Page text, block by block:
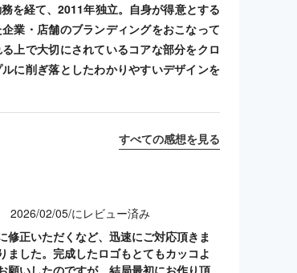
を経て、2011年独立。自身が得意とする
業・店舗のブランディングをおこなって
上で大切にされているコアな部分をクロ
に削ぎ落としたわかりやすいデザインを
すべての感想を見る
2026/02/05/にレビュー済み
修正いただくなど、迅速にご対応頂きま
ました。完成したロゴもとてもカッコよ